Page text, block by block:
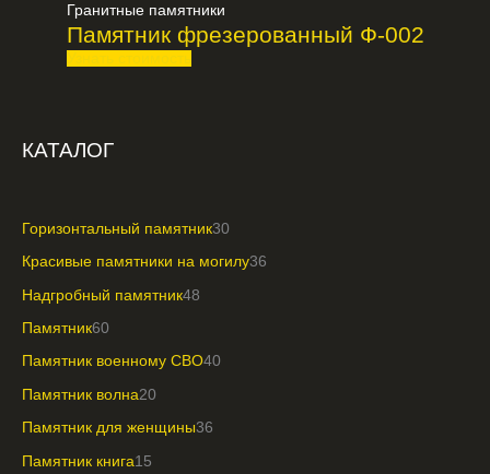
Гранитные памятники
Памятник фрезерованный Ф-002
КАТАЛОГ
Горизонтальный памятник30
Красивые памятники на могилу36
Надгробный памятник48
Памятник60
Памятник военному СВО40
Памятник волна20
Памятник для женщины36
Памятник книга15